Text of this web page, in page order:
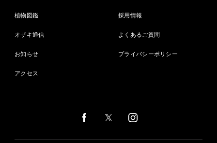
植物図鑑
オザキ通信
お知らせ
アクセス
採用情報
よくあるご質問
プライバシーポリシー